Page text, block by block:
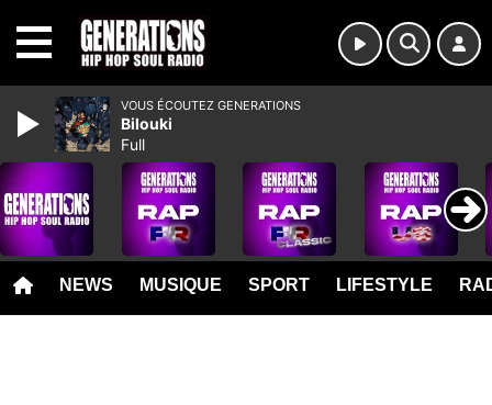
NEWS MUSIQUE SPORT LIFESTYLE
VOUS ÉCOUTEZ GENERATIONS
Bilouki
Full